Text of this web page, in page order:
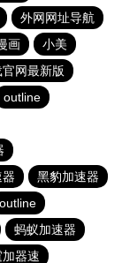
外网网址导航
画
小美
网最新版
outline
黑豹加速器
outline
蚂蚁加速器
器速